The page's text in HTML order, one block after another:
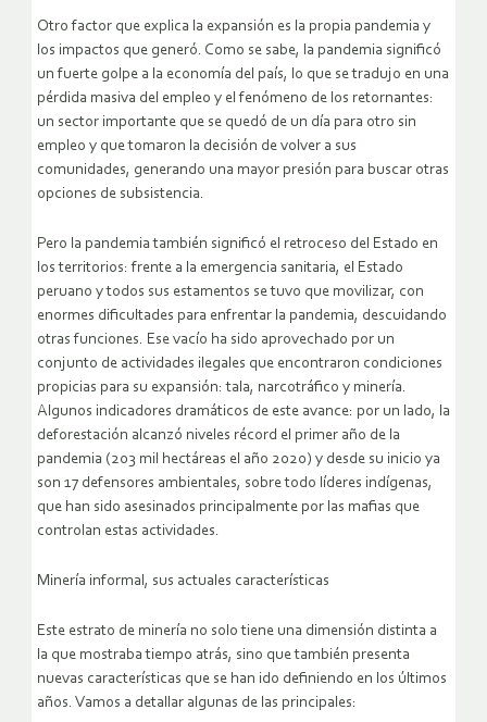
Otro factor que explica la expansión es la propia pandemia y
los impactos que generó. Como se sabe, la pandemia significó
un fuerte golpe a la economía del país, lo que se tradujo en una
pérdida masiva del empleo y el fenómeno de los retornantes:
un sector importante que se quedó de un día para otro sin
empleo y que tomaron la decisión de volver a sus
comunidades, generando una mayor presión para buscar otras
opciones de subsistencia.
Pero la pandemia también significó el retroceso del Estado en
los territorios: frente a la emergencia sanitaria, el Estado
peruano y todos sus estamentos se tuvo que movilizar, con
enormes dificultades para enfrentar la pandemia, descuidando
otras funciones. Ese vacío ha sido aprovechado por un
conjunto de actividades ilegales que encontraron condiciones
propicias para su expansión: tala, narcotráfico y minería.
Algunos indicadores dramáticos de este avance: por un lado, la
deforestación alcanzó niveles récord el primer año de la
pandemia (203 mil hectáreas el año 2020) y desde su inicio ya
son 17 defensores ambientales, sobre todo líderes indígenas,
que han sido asesinados principalmente por las mafias que
controlan estas actividades.
Minería informal, sus actuales características
Este estrato de minería no solo tiene una dimensión distinta a
la que mostraba tiempo atrás, sino que también presenta
nuevas características que se han ido definiendo en los últimos
años. Vamos a detallar algunas de las principales: